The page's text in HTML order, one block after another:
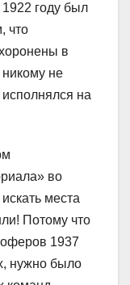
году был
что
в
никому не
на
во
места
Потому что
1937
нужно было